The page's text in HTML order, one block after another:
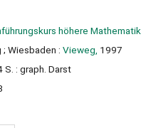
höhere Mathematik.
; Wiesbaden : Vieweg, 1997
S. : graph. Darst